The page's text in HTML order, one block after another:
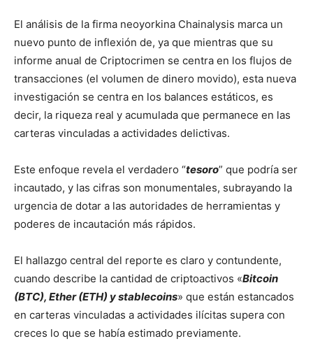
El análisis de la firma neoyorkina Chainalysis marca un
nuevo punto de inflexión de, ya que mientras que su
informe anual de Criptocrimen se centra en los flujos de
transacciones (el volumen de dinero movido), esta nueva
investigación se centra en los balances estáticos, es
decir, la riqueza real y acumulada que permanece en las
carteras vinculadas a actividades delictivas.
Este enfoque revela el verdadero “tesoro” que podría ser
incautado, y las cifras son monumentales, subrayando la
urgencia de dotar a las autoridades de herramientas y
poderes de incautación más rápidos.
El hallazgo central del reporte es claro y contundente,
cuando describe la cantidad de criptoactivos «Bitcoin
(BTC), Ether (ETH) y stablecoins» que están estancados
en carteras vinculadas a actividades ilícitas supera con
creces lo que se había estimado previamente.